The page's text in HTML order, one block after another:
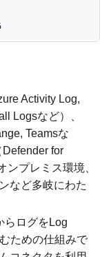
Activity Log,
Logsなど）、
Teamsな
for
ンプレミス環境、
など多岐にわた
らログをLog
ための仕組みで